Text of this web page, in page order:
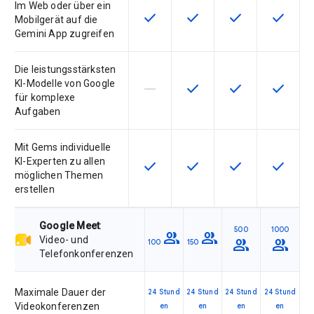
Im Web oder über ein
Mobilgerät auf die
Gemini App zugreifen
Diese Funktion ist für die
check Diese Funktion ist für die
check Diese Funktion
check Diese
check
Die leistungsstärksten
KI-Modelle von Google
für komplexe
Aufgaben
Diese Funktion ist für die
horizontal_rule Diese Funktion ist für die
check Diese Funktion
check Diese
check
Mit Gems individuelle
KI-Experten zu allen
möglichen Themen
erstellen
Diese Funktion ist für die
check Diese Funktion ist für die
check Diese Funktion
check Diese
check
Google Meet:
Video- und
Telefonkonferenzen
100 group 150 group 500
group
1000
group
Maximale Dauer der
Videokonferenzen
24 Stund
en
24 Stund
en
24 Stund
en
24 Stund
en